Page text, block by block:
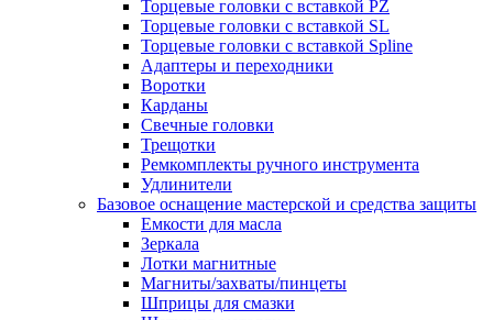
Торцевые головки с вставкой PZ
Торцевые головки с вставкой SL
Торцевые головки с вставкой Spline
Адаптеры и переходники
Воротки
Карданы
Свечные головки
Трещотки
Ремкомплекты ручного инструмента
Удлинители
Базовое оснащение мастерской и средства защиты
Емкости для масла
Зеркала
Лотки магнитные
Магниты/захваты/пинцеты
Шприцы для смазки